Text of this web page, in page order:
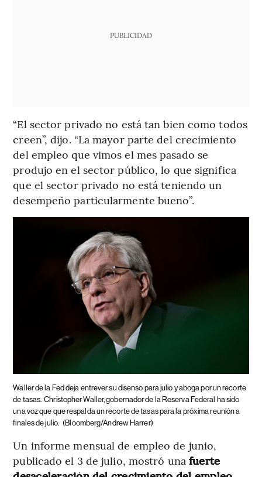
PUBLICIDAD
“El sector privado no está tan bien como todos
creen”, dijo. “La mayor parte del crecimiento
del empleo que vimos el mes pasado se
produjo en el sector público, lo que significa
que el sector privado no está teniendo un
desempeño particularmente bueno”.
Waller de la Fed deja entrever su disenso para julio y aboga por un recorte
de tasas. Christopher Waller, gobernador de la Reserva Federal ha sido
una voz que que respalda un recorte de tasas para la próxima reunión a
finales de julio. (Bloomberg/Andrew Harrer)
Un informe mensual de empleo de junio,
publicado el 3 de julio, mostró una fuerte